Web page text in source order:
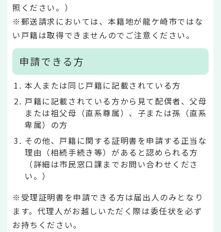
照ください。）
※郵送請求においては、本籍地が龍ケ崎市ではな
い戸籍は取得できませんのでご注意ください。
申請できる方
本人または同じ戸籍に記載されている方
戸籍に記載されている方から見て配偶者、父母
または祖父母（直系尊属）、子または孫（直系
卑属）の方
その他、戸籍に関する証明書を申請する正当な
理由（相続手続き等）があると認められる方
（詳細は市民窓口課までお問い合わせくださ
い。）
※受理証明書を申請できる方は届出人のみとなり
ます。代理人がお越しいただく際は委任状を必ず
お持ちください。